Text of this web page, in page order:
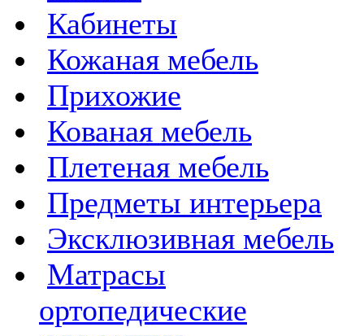
Кабинеты
Кожаная мебель
Прихожие
Кованая мебель
Плетеная мебель
Предметы интерьера
Эксклюзивная мебель
Матрасы
ортопедические